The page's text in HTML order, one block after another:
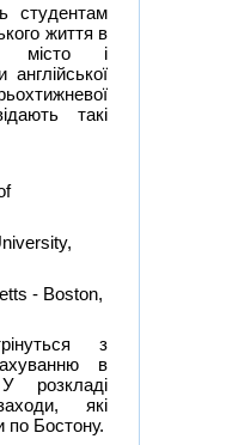
студентам
життя в
місто і
такі
- Boston,
з
в
розкладі
які
по Бостону.